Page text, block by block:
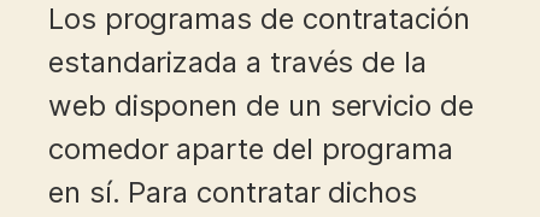
Los programas de contratación
estandarizada a través de la
web disponen de un servicio de
comedor aparte del programa
en sí. Para contratar dichos